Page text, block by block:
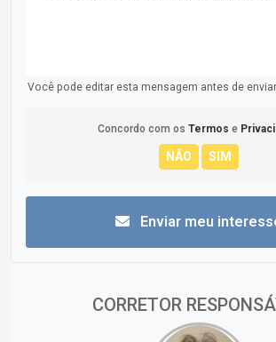
Você pode editar esta mensagem antes de
Concordo com os Termos e
Enviar meu
CORRETOR